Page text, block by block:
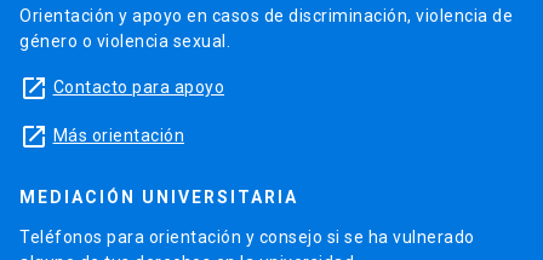
Orientación y apoyo en casos de discriminación, violencia de
género o violencia sexual.
launch Contacto para apoyo
launch Más orientación
MEDIACIÓN UNIVERSITARIA
Teléfonos para orientación y consejo si se ha vulnerado